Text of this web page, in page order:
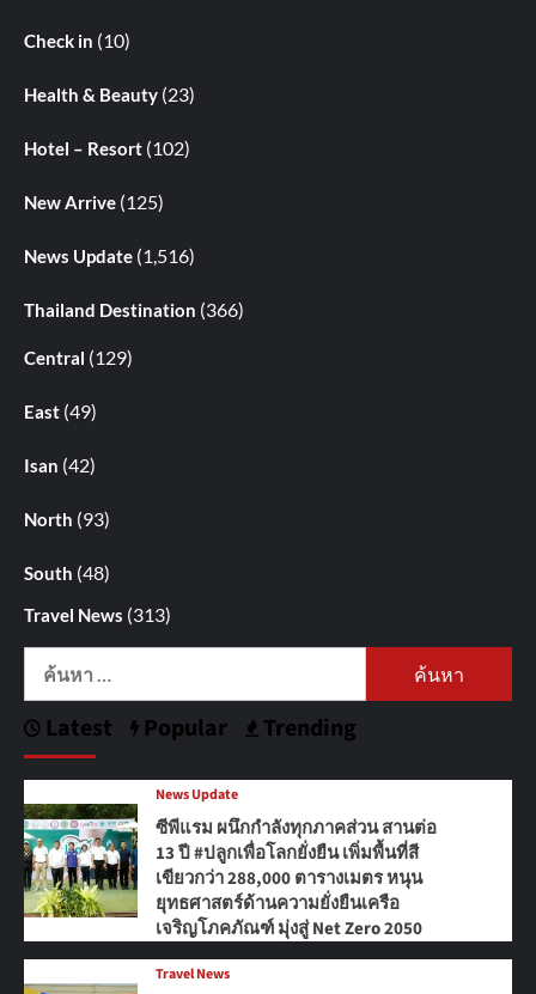
Check in (10)
Health & Beauty (23)
Hotel – Resort (102)
New Arrive (125)
News Update (1,516)
Thailand Destination (366)
Central (129)
East (49)
Isan (42)
North (93)
South (48)
Travel News (313)
ค้นหา
Latest Popular Trending
News Update
ซีพีแรม ผนึกกำลังทุกภาคส่วน สานต่อ
13 ปี #ปลูกเพื่อโลกยั่งยืน เพิ่มพื้นที่สี
เขียวกว่า 288,000 ตารางเมตร หนุน
ยุทธศาสตร์ด้านความยั่งยืนเครือ
เจริญโภคภัณฑ์ มุ่งสู่ Net Zero 2050
Travel News